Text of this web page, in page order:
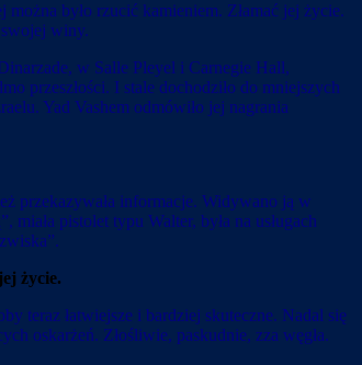
było rzucić kamieniem. Złamać jej życie.
winy.
w Salle Pleyel i Carnegie Hall,
przeszłości. I stale dochodziło do mniejszych
Yad Vashem odmówiło jej nagrania
przekazywała informacje. Widywano ją w
pistolet typu Walter, była na usługach
życie.
teraz łatwiejsze i bardziej skuteczne. Nadal się
oskarżeń. Złośliwie, paskudnie, zza węgła.